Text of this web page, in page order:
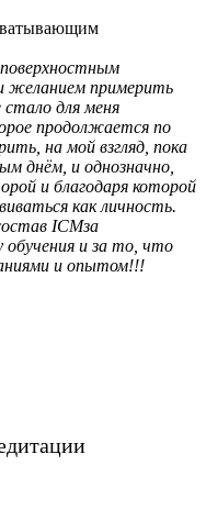
желанием примерить
для меня
продолжается по
на мой взгляд, пока
днём, и однозначно,
и благодаря которой
как личность.
ICMза
обучения и за то, что
и опытом!!!